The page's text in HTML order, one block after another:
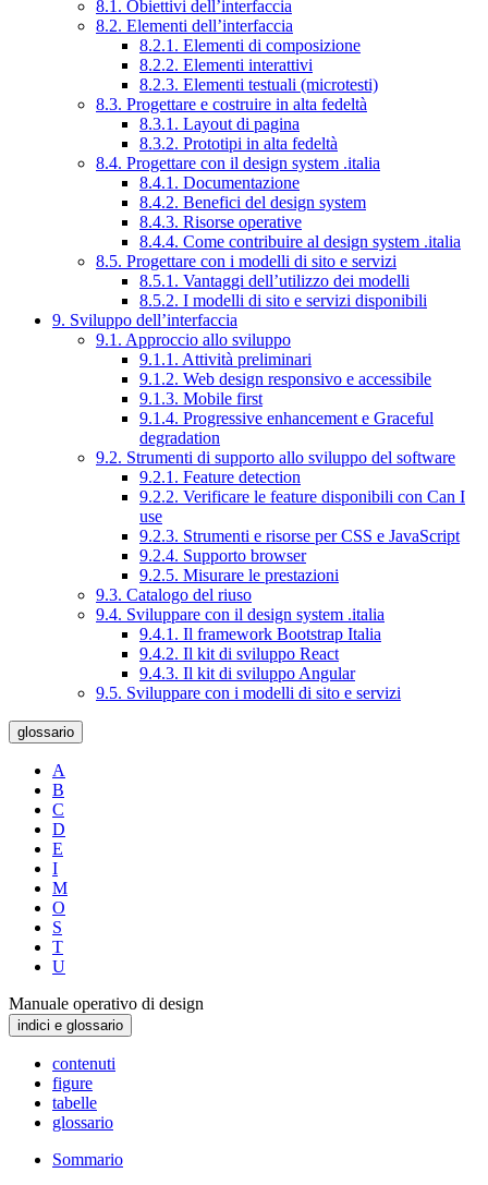
8.1. Obiettivi dell’interfaccia
8.2. Elementi dell’interfaccia
8.2.1. Elementi di composizione
8.2.2. Elementi interattivi
8.2.3. Elementi testuali (microtesti)
8.3. Progettare e costruire in alta fedeltà
8.3.1. Layout di pagina
8.3.2. Prototipi in alta fedeltà
8.4. Progettare con il design system .italia
8.4.1. Documentazione
8.4.2. Benefici del design system
8.4.3. Risorse operative
8.4.4. Come contribuire al design system .italia
8.5. Progettare con i modelli di sito e servizi
8.5.1. Vantaggi dell’utilizzo dei modelli
8.5.2. I modelli di sito e servizi disponibili
9. Sviluppo dell’interfaccia
9.1. Approccio allo sviluppo
9.1.1. Attività preliminari
9.1.2. Web design responsivo e accessibile
9.1.3. Mobile first
9.1.4. Progressive enhancement e Graceful
degradation
9.2. Strumenti di supporto allo sviluppo del software
9.2.1. Feature detection
9.2.2. Verificare le feature disponibili con Can I
use
9.2.3. Strumenti e risorse per CSS e JavaScript
9.2.4. Supporto browser
9.2.5. Misurare le prestazioni
9.3. Catalogo del riuso
9.4. Sviluppare con il design system .italia
9.4.1. Il framework Bootstrap Italia
9.4.2. Il kit di sviluppo React
9.4.3. Il kit di sviluppo Angular
9.5. Sviluppare con i modelli di sito e servizi
glossario
A
B
C
D
E
I
M
O
S
T
U
Manuale operativo di design
indici e glossario
contenuti
figure
tabelle
glossario
Sommario